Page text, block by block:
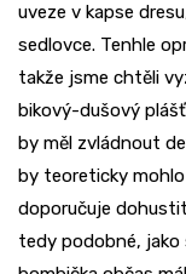
uveze v kapse
sedlovce. Tenhle
takže jsme chtěli
bikový-dušový
by měl zvládnout
by teoreticky
doporučuje
tedy podobné, jako